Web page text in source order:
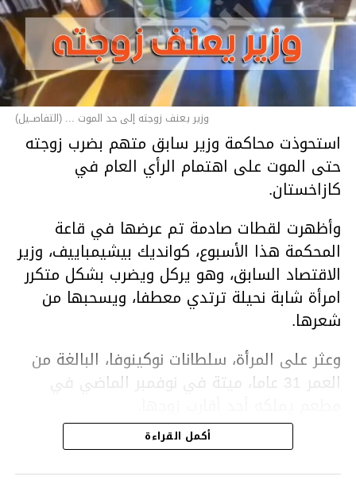
وزير يعنف زوجته إلى حد الموت ... (التفاصــيل)
استحوذت محاكمة وزير سابق متهم بضرب زوجته
حتى الموت على اهتمام الرأي العام في
كازاخستان.
وأظهرت لقطات صادمة تم عرضها في قاعة
المحكمة هذا الأسبوع، كوانديك بيشيمباييف، وزير
الاقتصاد السابق، وهو يركل ويضرب بشكل متكرر
امرأة شابة نحيلة ترتدي معطفا، ويسحبها من
شعرها.
وعثر على المرأة، سلطانات نوكينوفا، البالغة من
العمر 31 عاما، ميتة في نوفمبر الماضي في
ووفقا لتقرير الطبيب الشرعي، توفيت نوكينوفا
متأثرة بصدمة في الدماغ، وكانت إحدى عظام
أكمل القراءة